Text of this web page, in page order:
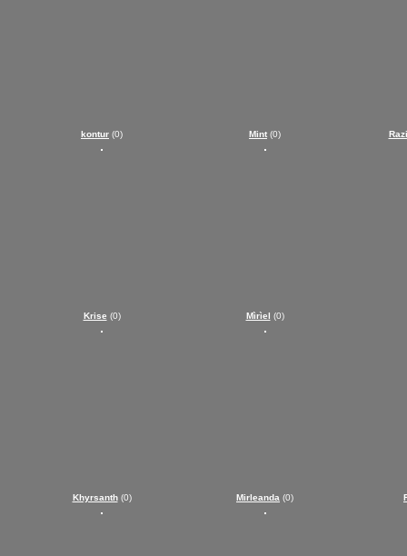
kontur (0)
Krise (0)
Khyrsanth(0)
Mint (0)
Mìrìel (0)
Mirleanda (0)